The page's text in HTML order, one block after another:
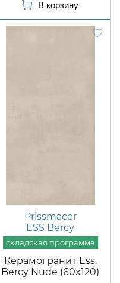
Prissmacer
ESS Bercy
Керамогранит Ess.
Bercy Nude (60x120)